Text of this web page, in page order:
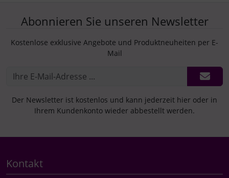
Abonnieren Sie unseren Newsletter
Kostenlose exklusive Angebote und Produktneuheiten per E-
Mail
Der Newsletter ist kostenlos und kann jederzeit hier oder in
Ihrem Kundenkonto wieder abbestellt werden.
Kontakt